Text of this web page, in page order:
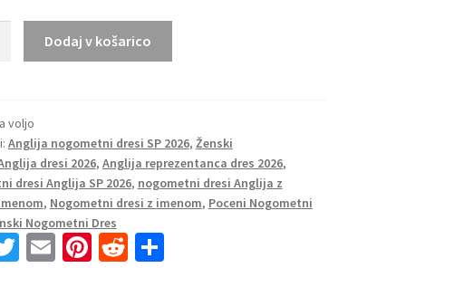
Dodaj v košarico
voljo
Anglija nogometni dresi SP 2026, Ženski
dresi 2026, Anglija reprezentanca dres 2026,
dresi Anglija SP 2026, nogometni dresi Anglija z
, Nogometni dresi z imenom, Poceni Nogometni
Nogometni Dres
T E Pi R S